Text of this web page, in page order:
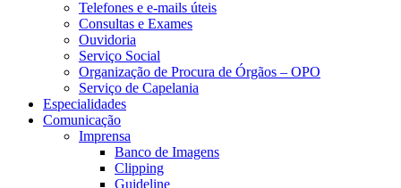
Telefones e e-mails úteis
Consultas e Exames
Ouvidoria
Serviço Social
Organização de Procura de Órgãos – OPO
Serviço de Capelania
Especialidades
Comunicação
Imprensa
Banco de Imagens
Clipping
Guideline